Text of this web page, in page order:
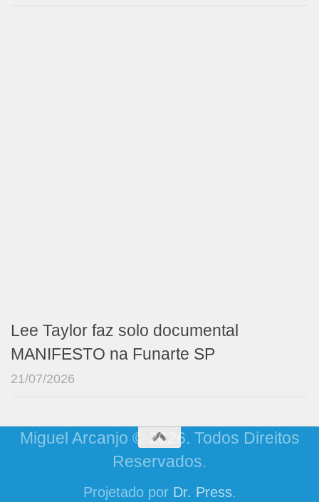
Lee Taylor faz solo documental
MANIFESTO na Funarte SP
21/07/2026
Miguel Arcanjo © 2026. Todos Direitos
Reservados.
Projetado por Dr. Press.